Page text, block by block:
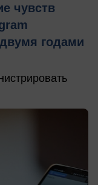
чувств
годами